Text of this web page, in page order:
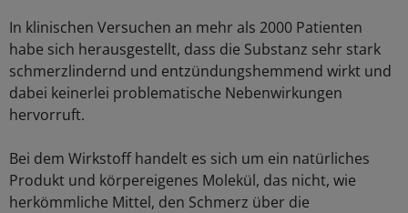
In klinischen Versuchen an mehr als 2000 Patienten
habe sich herausgestellt, dass die Substanz sehr stark
schmerzlindernd und entzündungshemmend wirkt und
dabei keinerlei problematische Nebenwirkungen
hervorruft.
Bei dem Wirkstoff handelt es sich um ein natürliches
Produkt und körpereigenes Molekül, das nicht, wie
herkömmliche Mittel, den Schmerz über die